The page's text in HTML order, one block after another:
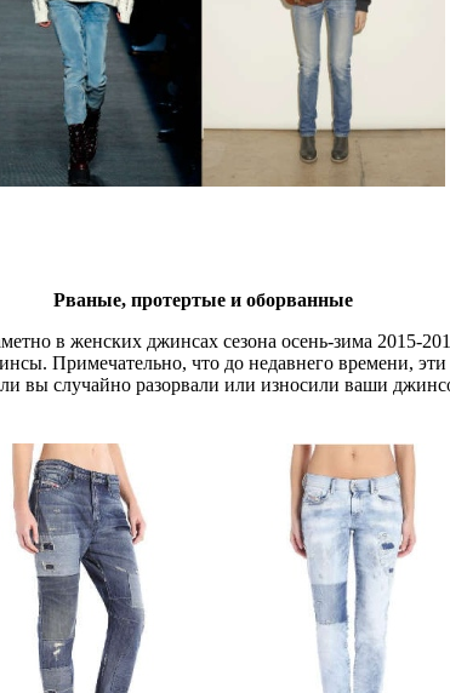
Рваные, протертые и оборванные
в женских джинсах сезона осень-зима 2015-
Примечательно, что до недавнего времени,
случайно разорвали или износили ваши